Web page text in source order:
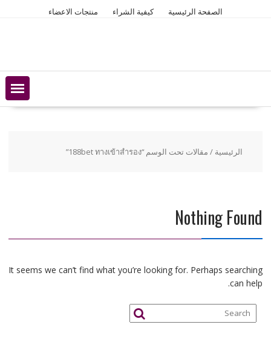
الصفحة الرئيسية كيفية الشراء منتجات الاعضاء
الرئيسية / مقالات تحت الوسم “188bet ทางเข้าสํารอง”
Nothing Found
It seems we can’t find what you’re looking for. Perhaps searching
can help.